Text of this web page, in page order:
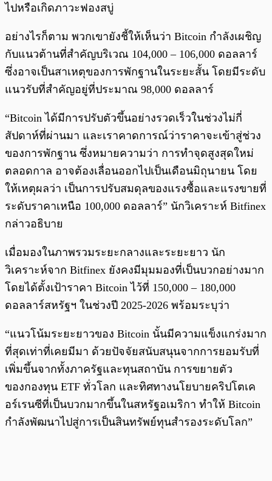
ไปหรือเกิดภาวะฟองสบู่
อย่างไรก็ตาม พวกเขายังชี้ให้เห็นว่า Bitcoin กำลังเผชิญ
กับแนวต้านที่สำคัญบริเวณ 104,000 – 106,000 ดอลลาร์
ซึ่งอาจเป็นสาเหตุของการพักฐานในระยะสั้น โดยมีระดับ
แนวรับที่สำคัญอยู่ที่ประมาณ 98,000 ดอลลาร์
“Bitcoin ได้มีการปรับตัวขึ้นอย่างรวดเร็วในช่วงไม่กี่
สัปดาห์ที่ผ่านมา และเราคาดการณ์ว่าราคาจะเข้าสู่ช่วง
ของการพักฐาน ซึ่งหมายความว่า การทำจุดสูงสุดใหม่
ตลอดกาล อาจต้องเลื่อนออกไปเป็นเดือนมิถุนายน โดย
ให้เหตุผลว่า เป็นการปรับสมดุลของแรงซื้อและแรงขายที่
ระดับราคาเหนือ 100,000 ดอลลาร์” นักวิเคราะห์ Bitfinex
กล่าวอธิบาย
เมื่อมองในภาพรวมระยะกลางและระยะยาว นัก
วิเคราะห์จาก Bitfinex ยังคงมีมุมมองที่เป็นบวกอย่างมาก
โดยได้ตั้งเป้าราคา Bitcoin ไว้ที่ 150,000 – 180,000
ดอลลาร์สหรัฐฯ ในช่วงปี 2025-2026 พร้อมระบุว่า
“แนวโน้มระยะยาวของ Bitcoin นั้นมีความแข็งแกร่งมาก
ที่สุดเท่าที่เคยมีมา ด้วยปัจจัยสนับสนุนจากการยอมรับที่
เพิ่มขึ้นจากทั้งภาครัฐและทุนสถาบัน การขยายตัว
ของกองทุน ETF ทั่วโลก และทิศทางนโยบายคริปโตเค
อร์เรนซีที่เป็นบวกมากขึ้นในสหรัฐอเมริกา ทำให้ Bitcoin
กำลังพัฒนาไปสู่การเป็นสินทรัพย์ทุนสำรองระดับโลก”